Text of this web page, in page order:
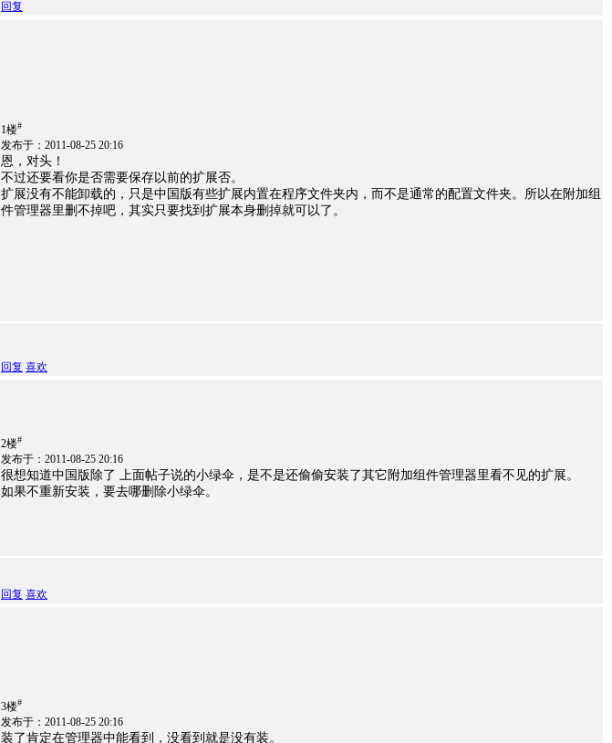
回复
1楼#
发布于：2011-08-25 20:16
恩，对头！
不过还要看你是否需要保存以前的扩展否。
扩展没有不能卸载的，只是中国版有些扩展内置在程序文件夹内，而不是通常的配置文件夹。所以在附加组
件管理器里删不掉吧，其实只要找到扩展本身删掉就可以了。
回复 喜欢
2楼#
发布于：2011-08-25 20:16
很想知道中国版除了 上面帖子说的小绿伞，是不是还偷偷安装了其它附加组件管理器里看不见的扩展。
如果不重新安装，要去哪删除小绿伞。
回复 喜欢
3楼#
发布于：2011-08-25 20:16
装了肯定在管理器中能看到，没看到就是没有装。